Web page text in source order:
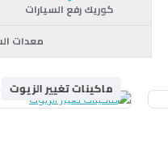
كوريك رفع السيارات
معدات
ماكينات تغيير الزيوت